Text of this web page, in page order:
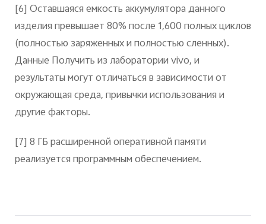
[6] Оставшаяся емкость аккумулятора данного
изделия превышает 80% после 1,600 полных циклов
(полностью заряженных и полностью сленных).
Данные Получить из лаборатории vivo, и
результаты могут отличаться в зависимости от
окружающая среда, привычки использования и
другие факторы.
[7] 8 ГБ расширенной оперативной памяти
реализуется программным обеспечением.